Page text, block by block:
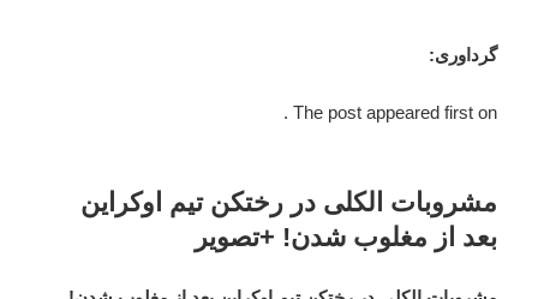
گرداوری:
The post appeared first on .
مشروبات الکلی در رختکن تیم اوکراین
بعد از مغلوب شدن! +تصویر